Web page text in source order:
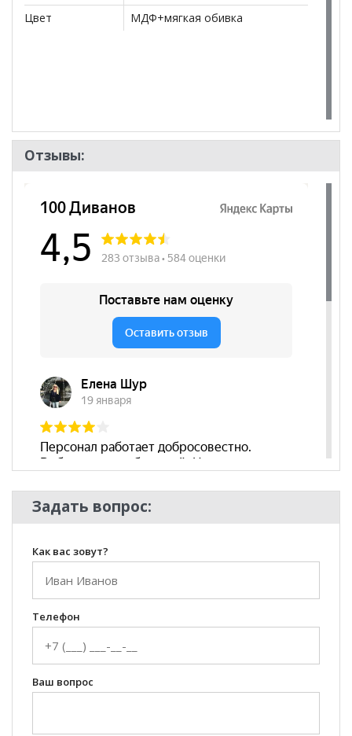
Цвет МДФ+мягкая обивка
Отзывы:
Задать вопрос:
Как вас зовут?
Телефон
Ваш вопрос